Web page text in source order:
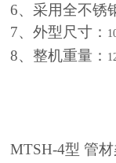
6、采用全不锈
7、外型尺寸：
8、整机重量：
MTSH-4型 管